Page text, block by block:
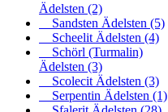
Ädelsten (2)
Sandsten Ädelsten (5)
Scheelit Ädelsten (4)
Schörl (Turmalin)
Ädelsten (3)
Scolecit Ädelsten (3)
Serpentin Ädelsten (1)